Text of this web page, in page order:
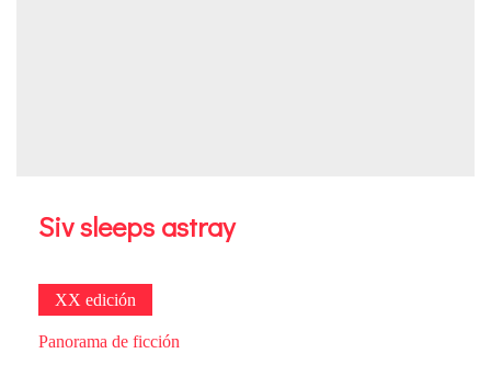
Siv sleeps astray
XX edición
Panorama de ficción